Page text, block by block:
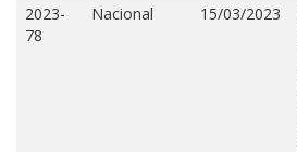
2023-
78
Nacional 15/03/2023